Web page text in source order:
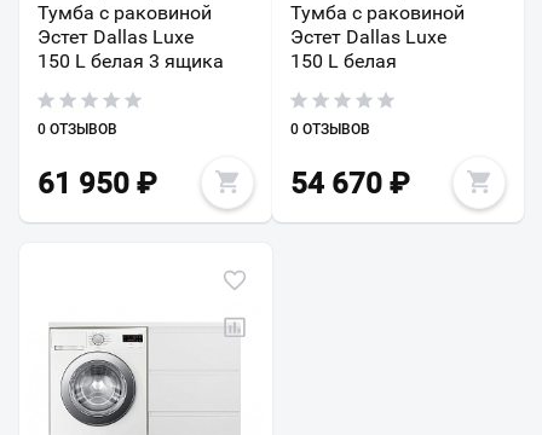
Тумба с раковиной
Эстет Dallas Luxe
150 L белая 3 ящика
0 ОТЗЫВОВ
61 950 ₽
Тумба с раковиной
Эстет Dallas Luxe
150 L белая
0 ОТЗЫВОВ
54 670₽